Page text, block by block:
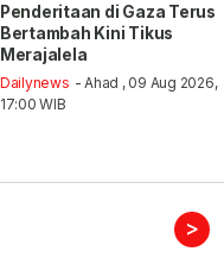
Penderitaan di Gaza Terus
Bertambah Kini Tikus
Merajalela
Dailynews - Ahad , 09 Aug 2026,
17:00 WIB
>